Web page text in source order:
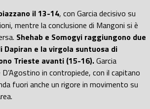
il 13-14, con Garcia decisivo su
mentre la conclusione di Mangoni si è
Shehab e Somogyi raggiungono due
Dapiran e la virgola suntuosa di
Trieste avanti (15-16).Garcia
in contropiede, con il capitano
fuori anche un rigore in movimento su